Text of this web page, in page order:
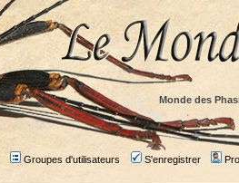
Monde des
Groupes d'utilisateurs S'enregistrer